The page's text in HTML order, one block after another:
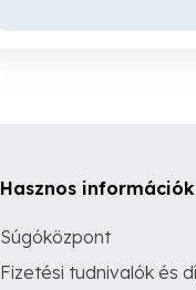
Hasznos információk
Súgóközpont
Fizetési tudnivalók és